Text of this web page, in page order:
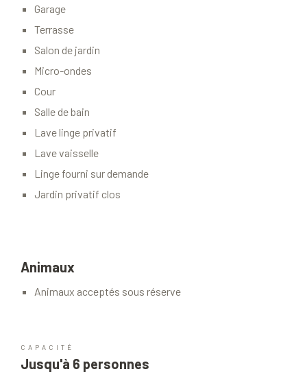
Garage
Terrasse
Salon de jardin
Micro-ondes
Cour
Salle de bain
Lave linge privatif
Lave vaisselle
Linge fourni sur demande
Jardin privatif clos
Animaux
Animaux acceptés sous réserve
CAPACITÉ
Jusqu'à 6 personnes